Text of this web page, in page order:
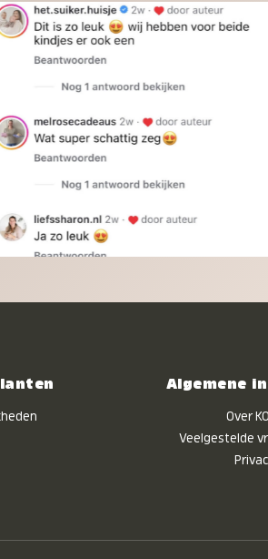
twijfelen gewoon doen, het is het waard.
Algemene
Over
Veelgestelde